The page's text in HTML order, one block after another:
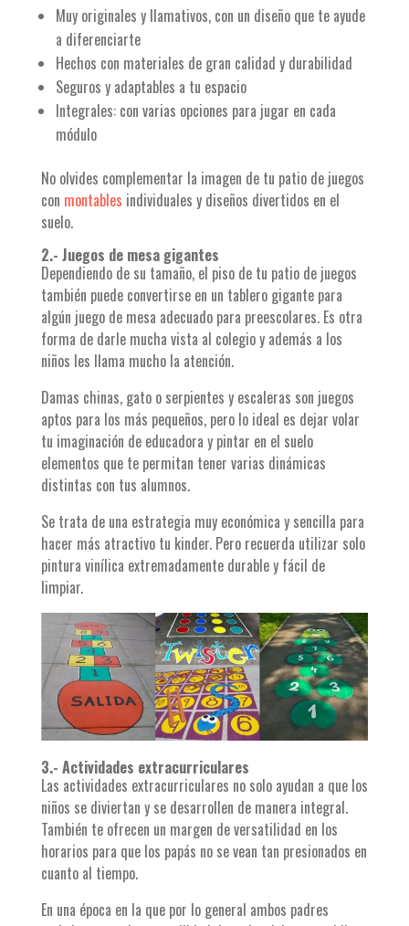
Muy originales y llamativos, con un diseño que te ayude
a diferenciarte
Hechos con materiales de gran calidad y durabilidad
Seguros y adaptables a tu espacio
Integrales: con varias opciones para jugar en cada
módulo
No olvides complementar la imagen de tu patio de juegos
con montables individuales y diseños divertidos en el
suelo.
2.- Juegos de mesa gigantes
Dependiendo de su tamaño, el piso de tu patio de juegos
también puede convertirse en un tablero gigante para
algún juego de mesa adecuado para preescolares. Es otra
forma de darle mucha vista al colegio y además a los
niños les llama mucho la atención.
Damas chinas, gato o serpientes y escaleras son juegos
aptos para los más pequeños, pero lo ideal es dejar volar
tu imaginación de educadora y pintar en el suelo
elementos que te permitan tener varias dinámicas
distintas con tus alumnos.
Se trata de una estrategia muy económica y sencilla para
hacer más atractivo tu kinder. Pero recuerda utilizar solo
pintura vinílica extremadamente durable y fácil de
limpiar.
3.- Actividades extracurriculares
Las actividades extracurriculares no solo ayudan a que los
niños se diviertan y se desarrollen de manera integral.
También te ofrecen un margen de versatilidad en los
horarios para que los papás no se vean tan presionados en
cuanto al tiempo.
En una época en la que por lo general ambos padres